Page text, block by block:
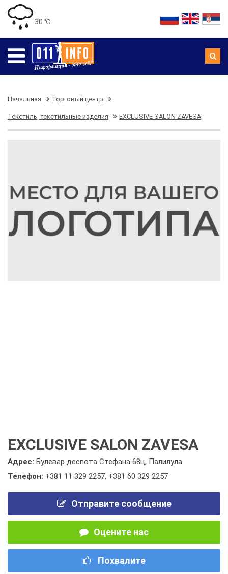
30 ℃
Начальная Торговый центр
Текстиль, текстильные изделия EXCLUSIVE SALON ZAVESA
EXCLUSIVE SALON ZAVESA
Адрес: Булевар деспота Стефана 68ц, Палилула
Телефон: +381 11 329 2257, +381 60 329 2257
Отправите сообщение
Оцените нас
Похвалите